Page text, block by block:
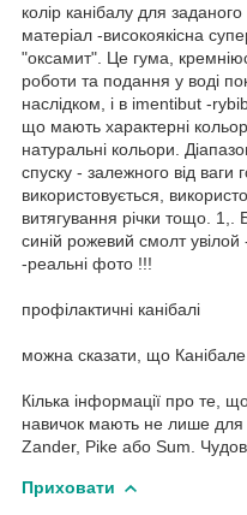
колір канібалу для
матеріал -високоякісна
"оксамит". Це гума,
роботи та подання у воді
наслідком, і в imentibut -
що мають характерні
натуральні кольори.
спуску - залежного від ваги
використовується,
витягування річки тощо. 1,.
синій рожевий смолт увілой
-реальні фото !!!
профілактичні канібалі
можна сказати, що Канібале
Кілька інформації про те,
навичок мають не лише для
Zander, Pike або Sum.
Приховати